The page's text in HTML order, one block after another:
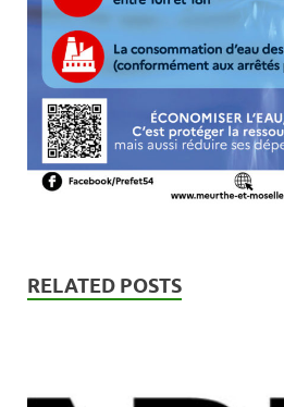
RELATED POSTS